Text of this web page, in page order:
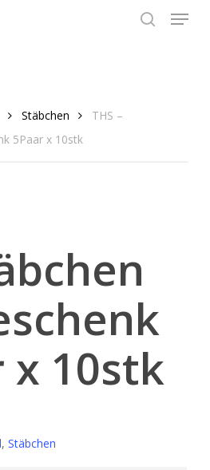
Menu
Stäbchen
THS –
5Paar x 10stk
x 10stk
, Stäbchen